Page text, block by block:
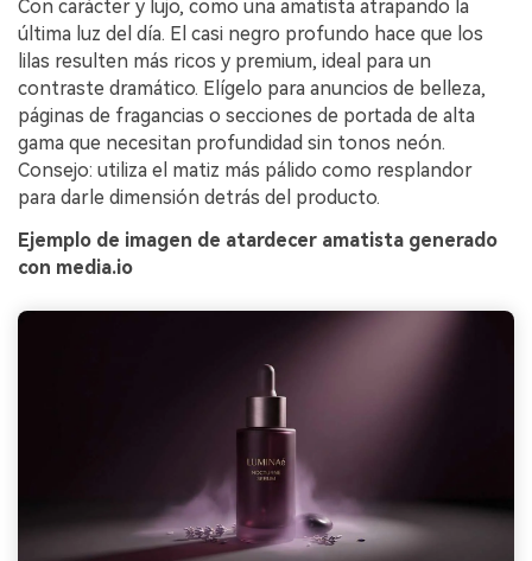
Con carácter y lujo, como una amatista atrapando la
última luz del día. El casi negro profundo hace que los
lilas resulten más ricos y premium, ideal para un
contraste dramático. Elígelo para anuncios de belleza,
páginas de fragancias o secciones de portada de alta
gama que necesitan profundidad sin tonos neón.
Consejo: utiliza el matiz más pálido como resplandor
para darle dimensión detrás del producto.
Ejemplo de imagen de atardecer amatista generado
con media.io